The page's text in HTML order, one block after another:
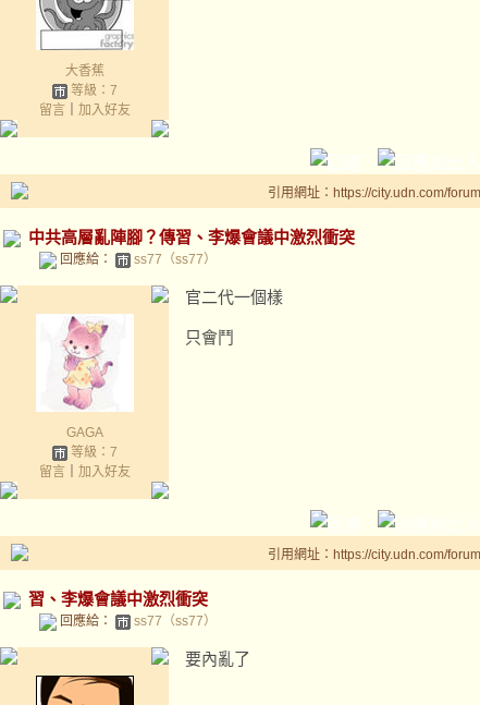
大香蕉
等級：7
留言｜ 加入好友
引用網址：https://city.udn.com/
中共高層亂陣腳？傳習、李爆會議中激烈衝突
回應給： ss77（ss77）
GAGA
等級：7
留言｜ 加入好友
官二代一個樣
只會鬥
引用網址：https://city.udn.com/
習、李爆會議中激烈衝突
回應給： ss77（ss77）
要內亂了